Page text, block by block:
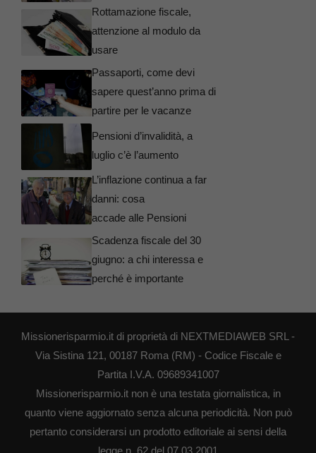
Rottamazione fiscale,
attenzione al modulo da
usare
Passaporti, come devi
sapere quest’anno prima di
partire per le vacanze
Pensioni d’invalidità, a
luglio c’è l’aumento
L’inflazione continua a far
danni: cosa
accade alle Pensioni
Scadenza fiscale del 30
giugno: a chi interessa e
perché è importante
Missionerisparmio.it di proprietà di NEXTMEDIAWEB SRL -
Via Sistina 121, 00187 Roma (RM) - Codice Fiscale e
Partita I.V.A. 09689341007
Missionerisparmio.it non è una testata giornalistica, in
quanto viene aggiornato senza alcuna periodicità. Non può
pertanto considerarsi un prodotto editoriale ai sensi della